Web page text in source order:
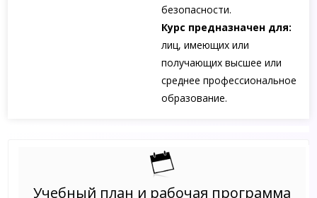
безопасности.
Курс предназначен для:
лиц, имеющих или
получающих высшее или
среднее профессиональное
образование.
Учебный план и рабочая программа